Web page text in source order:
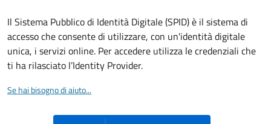
Il Sistema Pubblico di Identità Digitale (SPID) è il sistema di
accesso che consente di utilizzare, con un'identità digitale
unica, i servizi online. Per accedere utilizza le credenziali che
ti ha rilasciato l’Identity Provider.
Se hai bisogno di aiuto...